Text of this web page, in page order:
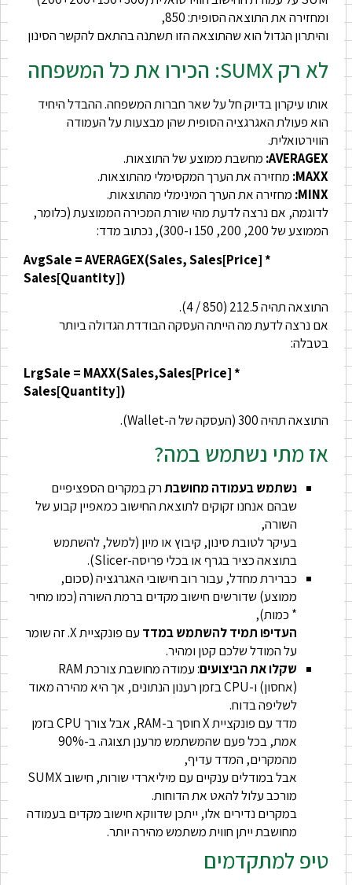
ומחזירה את התוצאה הסופית: 850,
והיתרון הגדול הוא שהתוצאה הזו תשתנה בהתאם להקשר הסינון
לא רק SUMX: הכירו את כל המשפחה
אותו עיקרון בדיוק חל על שאר חברות המשפחה. ההבדל היחיד
הוא פעולת האגרגציה הסופית שהן מבצעות על העמודה
הווירטואלית.
AVERAGEX: מחשבת ממוצע של התוצאות.
MAXX: מחזירה את הערך המקסימלי מהתוצאות.
MINX: מחזירה את הערך המינימלי מהתוצאות.
לדוגמה, אם נרצה לדעת מהי שורת המכירה הממוצעת (כלומר,
הממוצע של 200, 200, 150 ו-300), נכתוב מדד:
AvgSale = AVERAGEX(Sales, Sales[Price] *
Sales[Quantity])
התוצאה תהיה 212.5 (850 / 4).
אם נרצה לדעת מה הייתה העסקה הבודדת הגדולה ביותר
בטבלה:
LrgSale = MAXX(Sales,Sales[Price] *
Sales[Quantity])
התוצאה תהיה 300 (העסקה של ה-Wallet).
אז מתי נשתמש במה?
נשתמש בעמודה מחושבתרק במקרים הספציפיים
שבהם אנחנו זקוקים לתוצאת החישוב כמאפיין קבוע של
השורה,
בעיקר לטובת סינון, קיבוץ או מיון (למשל, להשתמש
בתוצאה כציר בגרף או בכלי פריסה-Slicer).
כברירת מחדל, עבור רוב חישובי האגרגציה (סכום,
ממוצע) שדורשים חישוב מקדים ברמת השורה (כמו מחיר
* כמות),
העדיפו תמיד להשתמש במדד
עם פונקציית X. זה שומר
על המודל שלכם קטן ומהיר.
שקלו את הביצועים
: עמודה מחושבת צורכת RAM
(אחסון) ו-CPU בזמן רענון הנתונים, אך היא מהירה מאוד
לשליפה בדוח.
מדד עם פונקציית X חוסך ב-RAM, אבל צורך CPU בזמן
אמת, בכל פעם שהמשתמש מרענן תצוגה. ב-90%
מהמקרים, המדד עדיף,
אבל במודלים ענקיים עם מיליארדי שורות, חישוב SUMX
מורכב עלול להאט את הדוחות.
במקרים נדירים אלו, ייתכן שדווקא חישוב מקדים בעמודה
מחושבת ייתן חווית משתמש מהירה יותר.
טיפ למתקדמים